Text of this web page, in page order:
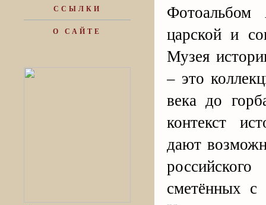
ССЫЛКИ
О САЙТЕ
царской и
Музея
– это
века до
контекст
дают
сметённых с